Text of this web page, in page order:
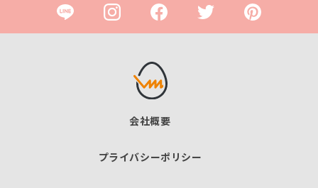
会社概要
プライバシーポリシー